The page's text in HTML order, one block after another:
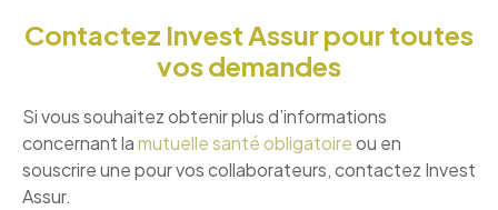
Contactez Invest Assur pour toutes
vos demandes
Si vous souhaitez obtenir plus d’informations
concernant lamutuelle santé obligatoireou en
souscrire une pour vos collaborateurs, contactez Invest
Assur.